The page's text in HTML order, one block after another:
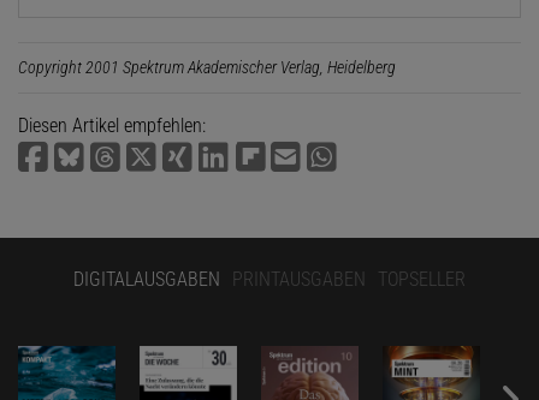
Copyright 2001 Spektrum Akademischer Verlag, Heidelberg
Diesen Artikel empfehlen:
DIGITALAUSGABEN PRINTAUSGABEN TOPSELLER